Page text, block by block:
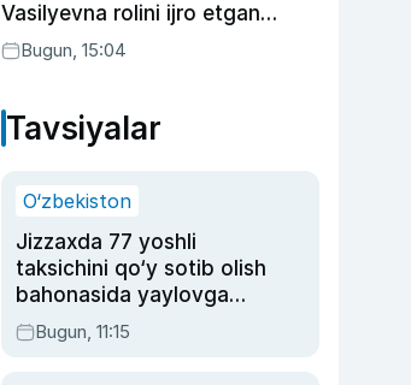
Vasilyevna rolini ijro etgan
aktrisaning taqdiri qanday
kechdi?
Bugun, 15:04
Tavsiyalar
O‘zbekiston
Jizzaxda 77 yoshli
taksichini qo‘y sotib olish
bahonasida yaylovga
olib borib o‘ldirgan yigit
20 yilga qamaldi
Bugun, 11:15